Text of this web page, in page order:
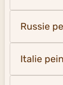
Russie
Italie